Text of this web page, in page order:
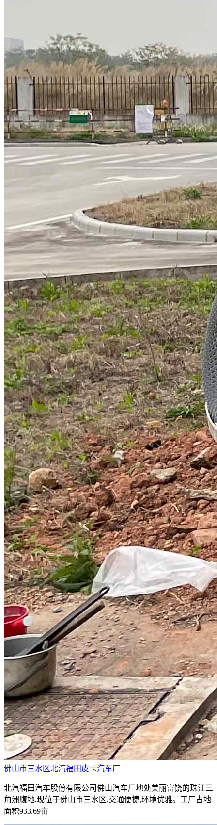
佛山市三水区北汽福田皮卡汽车厂
北汽福田汽车股份有限公司佛山汽车厂地处美丽富饶的珠江三
角洲腹地,现位于佛山市三水区,交通便捷,环境优雅。工厂占地
面积933.69亩